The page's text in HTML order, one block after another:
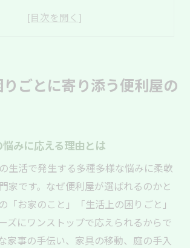
着の便利屋が選ばれるポイント
も安心して頼れる便利屋サービス
が解消する生活の小さな悩み
が実現する安全なサポート内容
の実績が示す信頼の理由
て任せられる便利屋の事例紹介
内容で便利屋が暮らしをサポート
ごとに寄り添う便利屋の
みに応える理由とは
生活で発生する多種多様な悩みに柔軟
家です。なぜ便利屋が選ばれるのかと
「お家のこと」「生活上の困りごと」
ズにワンストップで応えられるからで
家事の手伝い、家具の移動、庭の手入